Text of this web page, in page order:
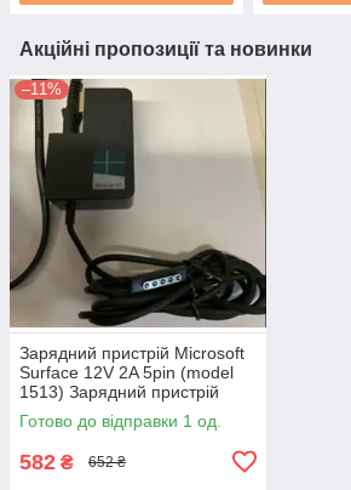
Акційні пропозиції та новинки
–11%
Зарядний пристрій Microsoft
Surface 12V 2A 5pin (model
1513) Зарядний пристрій
Microsoft Surface 12V 2A 5pin
(model 1513) Оригінал
Готово до відправки 1 од.
582 ₴ 652 ₴